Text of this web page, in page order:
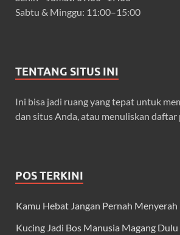
Sabtu & Minggu: 11:00–15:00
TENTANG SITUS INI
Ini bisa jadi ruang yang tepat untuk
dan situs Anda, atau menuliskan daftar
POS TERKINI
Kamu Hebat Jangan Pernah Menyerah
Kucing Jadi Bos Manusia Magang Dulu